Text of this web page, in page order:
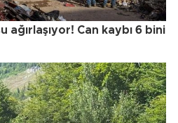
ağırlaşıyor! Can kaybı 6 bini